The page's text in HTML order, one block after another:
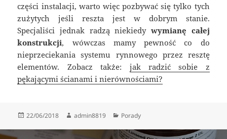
części instalacji, warto więc pozbywać się tylko tych
zużytych jeśli reszta jest w dobrym stanie.
Specjaliści jednak radzą niekiedy wymianę całej
konstrukcji, wówczas mamy pewność co do
nieprzeciekania systemu rynnowego przez resztę
elementów. Zobacz także: jak radzić sobie z
pękającymi ścianami i nierównościami?
Data
22/06/2018 Autor
admin8819 Kategorie
Porady
Nawigacja